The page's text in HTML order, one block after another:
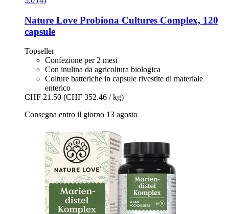
Nature Love Probiona Cultures Complex, 120
capsule
Topseller
Confezione per 2 mesi
Con inulina da agricoltura biologica
Colture batteriche in capsule rivestite di materiale
enterico
CHF 21.50 (CHF 352.46 / kg)
Consegna entro il giorno 13 agosto